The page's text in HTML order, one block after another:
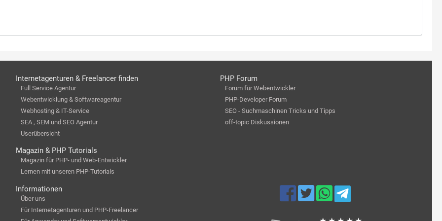
Internetagenturen & Freelancer finden
Full Service Agentur
Webentwicklung & Softwareagentur
Webhosting & IT-Service
SEA , SEM und SEO Agentur
Userübersicht
Magazin & PHP Tutorials
Magazin für PHP- und Web-Entwickler
Lernen mit unseren PHP-Tutorials
PHP Forum
Forum für Webentwickler
PHP-Developer Forum
SEO - Suchmaschinen Tricks und Tipps
off-topic Diskussionen
Informationen
Über uns
Für Internetagenturen und PHP-Freelancer